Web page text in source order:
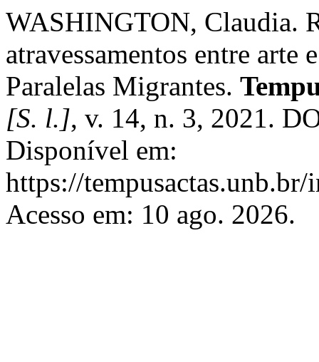
WASHINGTON, Claudia.
atravessamentos entre arte
Paralelas Migrantes.
[S. l.], v. 14, n. 3, 2021.
Disponível em:
https://
Acesso em: 10 ago. 2026.